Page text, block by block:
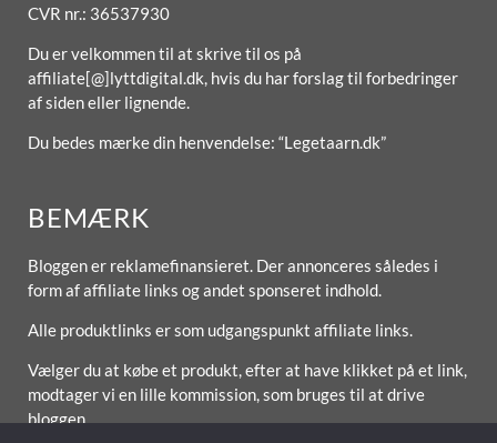
CVR nr.: 36537930
Du er velkommen til at skrive til os på
affiliate[@]lyttdigital.dk, hvis du har forslag til forbedringer
af siden eller lignende.
Du bedes mærke din henvendelse: “Legetaarn.dk”
BEMÆRK
Bloggen er reklamefinansieret. Der annonceres således i
form af affiliate links og andet sponseret indhold.
Alle produktlinks er som udgangspunkt affiliate links.
Vælger du at købe et produkt, efter at have klikket på et link,
modtager vi en lille kommission, som bruges til at drive
bloggen.